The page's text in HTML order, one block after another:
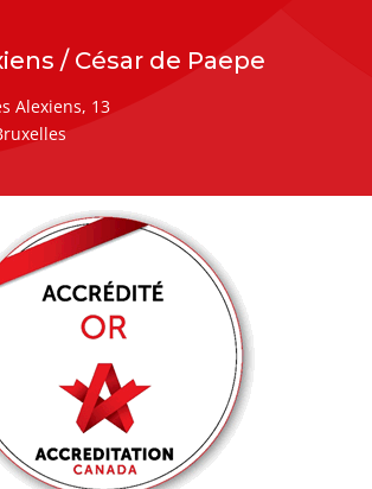
/ César de Paepe
Alexiens, 13